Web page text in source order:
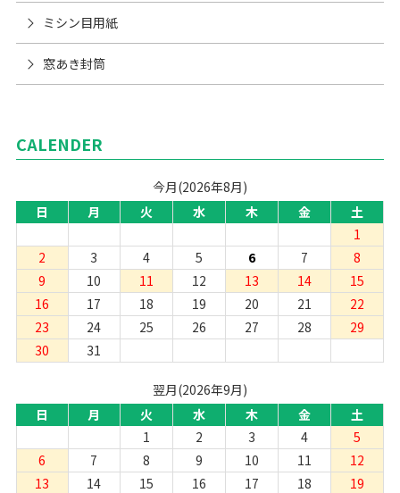
ミシン目用紙
窓あき封筒
CALENDER
今月(2026年8月)
日
月 火 水 木 金
土
1
2
3 4 5 6 7
8
9
10 11 12 13 14
15
16
17 18 19 20 21
22
23
24 25 26 27 28
29
30
31
翌月(2026年9月)
日
月 火 水 木 金
土
1
2 3 4
5
6
7 8 9 10 11
12
13
14 15 16 17 18 19